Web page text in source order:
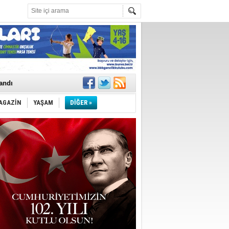
YAŞAM DİĞER »